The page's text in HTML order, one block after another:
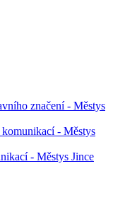
značení - Městys
- Městys
- Městys Jince